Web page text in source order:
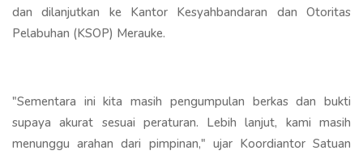
dan dilanjutkan ke Kantor Kesyahbandaran dan Otoritas
Pelabuhan (KSOP) Merauke.
"Sementara ini kita masih pengumpulan berkas dan bukti
supaya akurat sesuai peraturan. Lebih lanjut, kami masih
menunggu arahan dari pimpinan," ujar Koordiantor Satuan